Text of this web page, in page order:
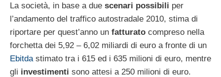
La società, in base a due scenari possibili per
l’andamento del traffico autostradale 2010, stima di
riportare per quest’anno un fatturato compreso nella
forchetta dei 5,92 – 6,02 miliardi di euro a fronte di un
Ebitda stimato tra i 615 ed i 635 milioni di euro, mentre
gli investimenti sono attesi a 250 milioni di euro.